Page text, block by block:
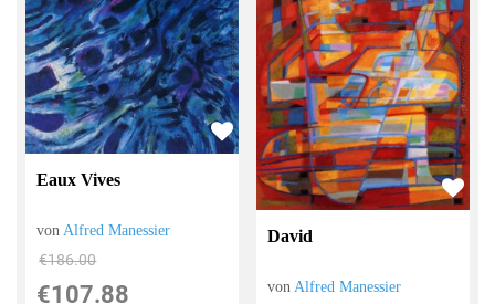
Eaux Vives
vonAlfred Manessier
€186.00
€107.88
David
vonAlfred Manessier